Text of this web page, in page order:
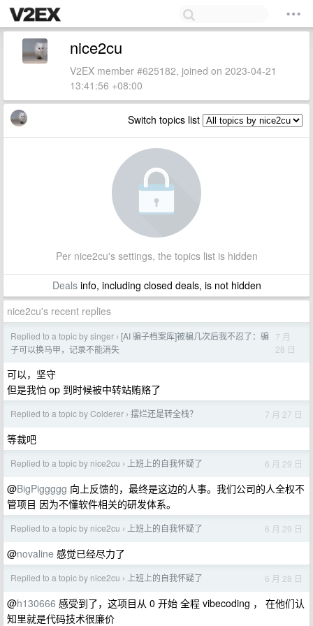
nice2cu
V2EX member #625182, joined on 2023-04-21
13:41:56 +08:00
Switch topics list
Per nice2cu's settings, the topics list is hidden
Dealsinfo, including closed deals, is not hidden
nice2cu's recent replies
Replied to a topic by singer › [AI 骗子档案库]被骗几次后我不忍了：骗
子可以换马甲，记录不能消失
7 月
28 日
可以，坚守
但是我怕 op 到时候被中转站贿赂了
Replied to a topic by Colderer › 摆烂还是转全栈？ 7 月 27 日
等裁吧
Replied to a topic by nice2cu › 上班上的自我怀疑了 6 月 29 日
@BigPiggggg 向上反馈的，最终是这边的人事。我们公司的人全权不
管项目 因为不懂软件相关的研发体系。
Replied to a topic by nice2cu › 上班上的自我怀疑了 6 月 29 日
@novaline 感觉已经尽力了
Replied to a topic by nice2cu › 上班上的自我怀疑了 6 月 28 日
@h130666 感受到了，这项目从 0 开始 全程 vibecoding ， 在他们认
知里就是代码技术很廉价